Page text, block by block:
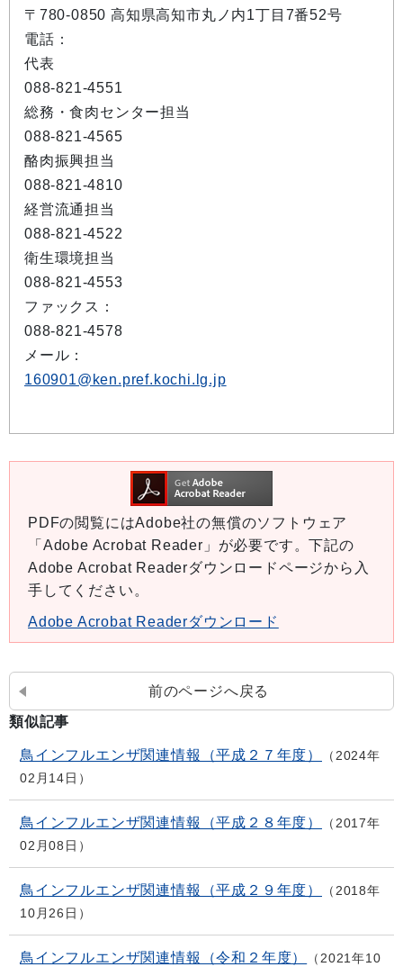
〒780-0850 高知県高知市丸ノ内1丁目7番52号
電話：
代表
088-821-4551
総務・食肉センター担当
088-821-4565
酪肉振興担当
088-821-4810
経営流通担当
088-821-4522
衛生環境担当
088-821-4553
ファックス：
088-821-4578
メール：
160901@ken.pref.kochi.lg.jp
PDFの閲覧にはAdobe社の無償のソフトウェア
「Adobe Acrobat Reader」が必要です。下記の
Adobe Acrobat Readerダウンロードページから入
手してください。
Adobe Acrobat Readerダウンロード
前のページへ戻る
類似記事
鳥インフルエンザ関連情報（平成２７年度）
2024年
02月14日
鳥インフルエンザ関連情報（平成２８年度）
2017年
02月08日
鳥インフルエンザ関連情報（平成２９年度）
2018年
10月26日
鳥インフルエンザ関連情報（令和２年度）
2021年10